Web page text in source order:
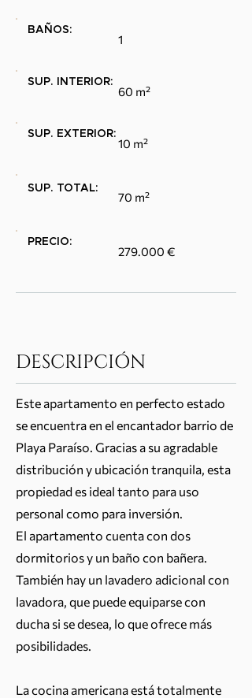
BAÑOS:
1
SUP. INTERIOR:
60 m²
SUP. EXTERIOR:
10 m²
SUP. TOTAL:
70 m²
PRECIO:
279.000 €
DESCRIPCIÓN
Este apartamento en perfecto estado
se encuentra en el encantador barrio de
Playa Paraíso. Gracias a su agradable
distribución y ubicación tranquila, esta
propiedad es ideal tanto para uso
personal como para inversión.
El apartamento cuenta con dos
dormitorios y un baño con bañera.
También hay un lavadero adicional con
lavadora, que puede equiparse con
ducha si se desea, lo que ofrece más
posibilidades.
La cocina americana está totalmente